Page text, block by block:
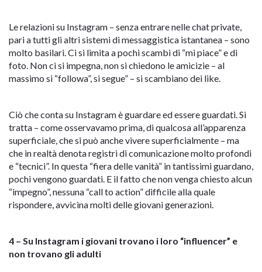
Le relazioni su Instagram – senza entrare nelle chat private,
pari a tutti gli altri sistemi di messaggistica istantanea – sono
molto basilari. Ci si limita a pochi scambi di “mi piace” e di
foto. Non ci si impegna, non si chiedono le amicizie – al
massimo si “followa”, si segue” – si scambiano dei like.
Ciò che conta su Instagram è guardare ed essere guardati. Si
tratta – come osservavamo prima, di qualcosa all’apparenza
superficiale, che si può anche vivere superficialmente – ma
che in realtà denota registri di comunicazione molto profondi
e “tecnici”. In questa “fiera delle vanità” in tantissimi guardano,
pochi vengono guardati. E il fatto che non venga chiesto alcun
“impegno”, nessuna “call to action” difficile alla quale
rispondere, avvicina molti delle giovani generazioni.
4 – Su Instagram i giovani trovano i loro “influencer” e
non trovano gli adulti